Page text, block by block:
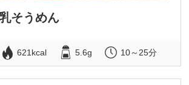
そうめん
621kcal 5.6g 10～25分